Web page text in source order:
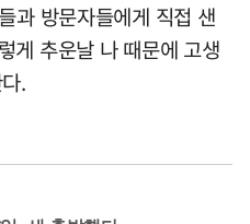
과 방문자들에게 직접 샌
게 추운날 나 때문에 고생
.